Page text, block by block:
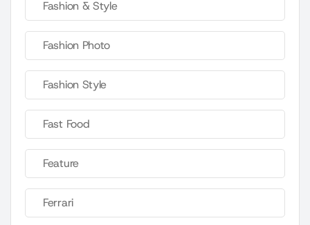
Fashion & Style
Fashion Photo
Fashion Style
Fast Food
Feature
Ferrari